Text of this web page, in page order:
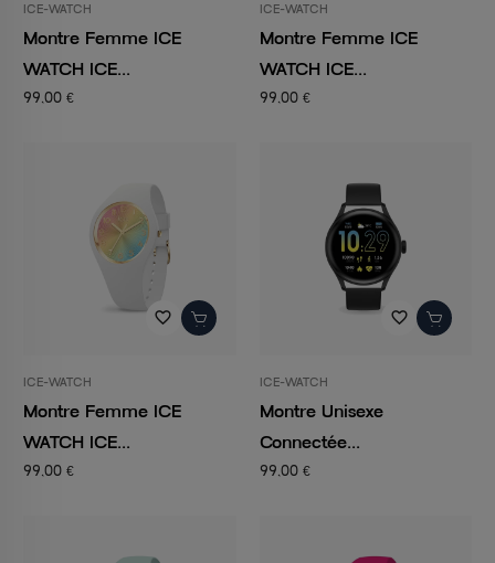
ICE-WATCH
Montre Femme ICE
WATCH ICE...
99,00 €
ICE-WATCH
Montre Femme ICE
WATCH ICE...
99,00 €
favorite_border
ICE-WATCH
Montre Femme ICE
WATCH ICE...
99,00 €
favorite_border
ICE-WATCH
Montre Unisexe
Connectée...
99,00 €